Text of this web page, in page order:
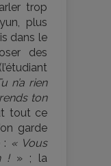
trop
plus
dans le
des
n’a rien
ton
tout ce
garde
: « Vous
!» ; la